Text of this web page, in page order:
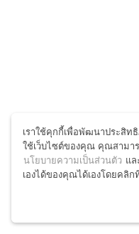
เราใช้คุกกี้เพื่อพัฒนาประสิท
ใช้เว็บไซต์ของคุณ คุณสามา
นโยบายความเป็นส่วนตัว แล
เองได้ของคุณได้เองโดยคลิก